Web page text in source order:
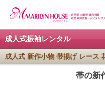
成人式振袖レンタル
成人式 新作小物 帯揚げ レース
帯の新